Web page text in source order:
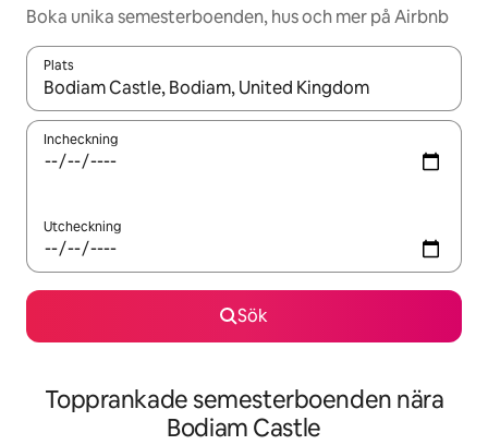
Boka unika semesterboenden, hus och mer på Airbnb
Plats
När resultaten är tillgängliga kan du navigera med upp- och
Incheckning
Utcheckning
Sök
Topprankade semesterboenden nära
Bodiam Castle